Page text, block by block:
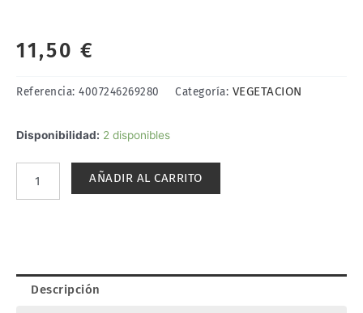
11,50 €
Referencia: 4007246269280 Categoría: VEGETACION
Disponibilidad: 2 disponibles
ABETOS
14cm
AÑADIR AL CARRITO
Descripción